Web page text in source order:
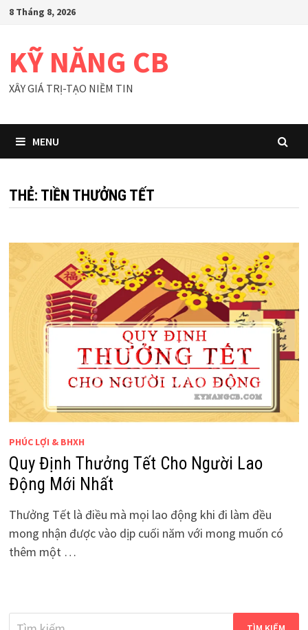
Skip
content
8 Tháng 8, 2026
KỸ NĂNG CB
XÂY GIÁ TRỊ-TẠO NIỀM TIN
MENU
THẺ: TIỀN THƯỞNG TẾT
PHÚC LỢI & BHXH
Quy Định Thưởng Tết Cho Người Lao
Động Mới Nhất
Thưởng Tết là điều mà mọi lao động khi đi làm đều
mong nhận được vào dịp cuối năm với mong muốn có
thêm một …
Tìm